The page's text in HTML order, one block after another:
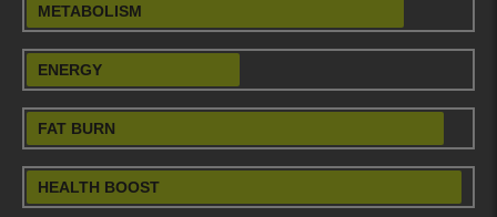
METABOLISM
ENERGY
FAT BURN
HEALTH BOOST